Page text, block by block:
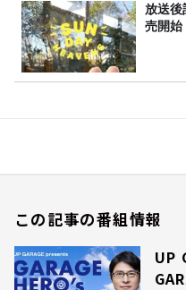
放送後
売開始
この記事の番組情報
UP